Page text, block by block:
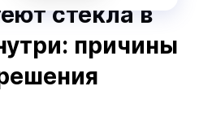
стекла в
причины